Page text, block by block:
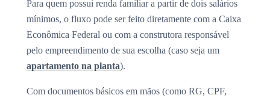
Para quem possui renda familiar a partir de dois salários
mínimos, o fluxo pode ser feito diretamente com a Caixa
Econômica Federal ou com a construtora responsável
pelo empreendimento de sua escolha (caso seja um
apartamento na planta).
Com documentos básicos em mãos (como RG, CPF,